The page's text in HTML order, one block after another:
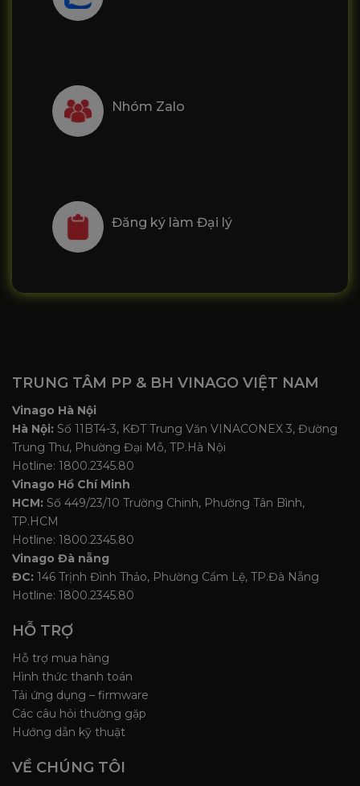
Nhóm Zalo
Đăng ký làm Đại lý
TRUNG TÂM PP & BH VINAGO VIỆT NAM
Vinago Hà Nội
Hà Nội: Số 11BT4-3, KĐT Trung Văn VINACONEX 3, Đường
Trung Thư, Phường Đại Mỗ, TP.Hà Nội
Hotline: 1800.2345.80
Vinago Hồ Chí Minh
HCM: Số 449/23/10 Trường Chinh, Phường Tân Bình,
TP.HCM
Hotline: 1800.2345.80
Vinago Đà nẵng
ĐC: 146 Trịnh Đình Thảo, Phường Cẩm Lệ, TP.Đà Nẵng
Hotline: 1800.2345.80
HỖ TRỢ
Hỗ trợ mua hàng
Hình thức thanh toán
Tải ứng dụng – firmware
Các câu hỏi thường gặp
Hướng dẫn kỹ thuật
VỀ CHÚNG TÔI